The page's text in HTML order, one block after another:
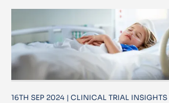
16TH SEP 2024 | CLINICAL TRIAL INSIGHTS